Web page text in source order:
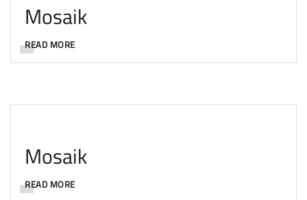
Mosaik
READ MORE
Mosaik
READ MORE